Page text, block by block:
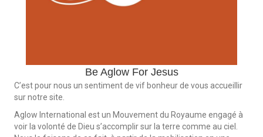
Be Aglow For Jesus
C’est pour nous un sentiment de vif bonheur de vous accueillir
sur notre site.
Aglow International est un Mouvement du Royaume engagé à
voir la volonté de Dieu s’accomplir sur la terre comme au ciel.